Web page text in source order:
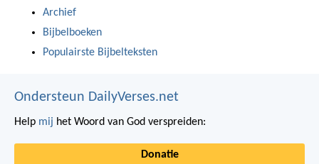
Archief
Bijbelboeken
Populairste Bijbelteksten
Ondersteun DailyVerses.net
Help mij het Woord van God verspreiden:
Donatie